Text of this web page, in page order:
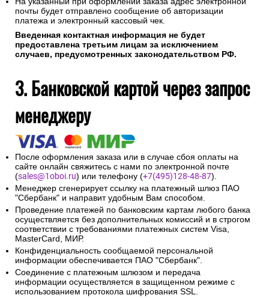
почты будет отправлено сообщение об авторизации
платежа и электронный кассовый чек.
Введенная контактная информация не будет
предоставлена третьим лицам за исключением
случаев, предусмотренных законодательством РФ.
3. Банковской картой через запрос
менеджеру
После оформления заказа или в случае сбоя оплаты на
сайте онлайн свяжитесь с нами по электронной почте
(sales@1oboi.ru) или телефону (+7(495)128-48-87).
Менеджер сгенерирует ссылку на платежный шлюз ПАО
"Сбербанк" и направит удобным Вам способом.
Проведение платежей по банковским картам любого банка
осуществляется без дополнительных комиссий и в строгом
соответствии с требованиями платежных систем Visa,
MasterCard, МИР.
Конфиденциальность сообщаемой персональной
информации обеспечивается ПАО "Сбербанк".
Соединение с платежным шлюзом и передача
информации осуществляется в защищенном режиме с
использованием протокола шифрования SSL.